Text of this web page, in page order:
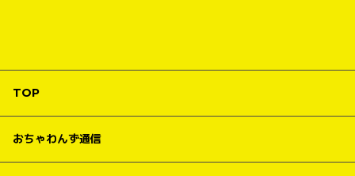
TOP
おちゃわんず通信